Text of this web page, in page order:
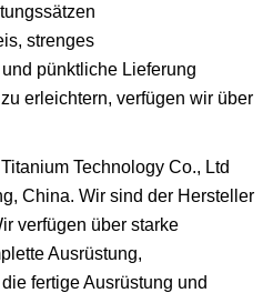
strenges
pünktliche Lieferung
erleichtern, verfügen wir über
Technology Co., Ltd
China. Wir sind der Hersteller
verfügen über starke
Ausrüstung,
fertige Ausrüstung und